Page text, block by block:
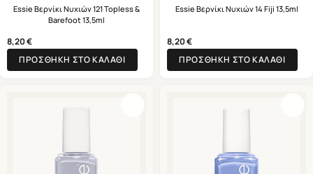
Essie Βερνίκι Νυχιών 121 Topless &
Barefoot 13,5ml
8,20€
ΠΡΟΣΘΉΚΗ ΣΤΟ ΚΑΛΆΘΙ
Essie Βερνίκι Νυχιών 14 Fiji 13,5ml
8,20€
ΠΡΟΣΘΉΚΗ ΣΤΟ ΚΑΛΆΘΙ